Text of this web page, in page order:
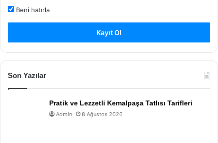
Beni hatırla
Kayıt Ol
Son Yazılar
Pratik ve Lezzetli Kemalpaşa Tatlısı Tarifleri
Admin 8 Ağustos 2026